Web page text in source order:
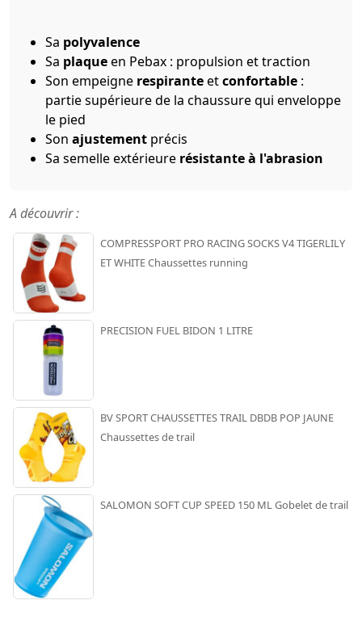
Sa polyvalence
Sa plaqueen Pebax : propulsion et traction
Son empeigne respiranteetconfortable :
partie supérieure de la chaussure qui enveloppe
le pied
Son ajustement précis
Sa semelle extérieure résistante à l'abrasion
A découvrir :
COMPRESSPORT PRO RACING SOCKS V4 TIGERLILY
ET WHITE Chaussettes running
PRECISION FUEL BIDON 1 LITRE
BV SPORT CHAUSSETTES TRAIL DBDB POP JAUNE
Chaussettes de trail
SALOMON SOFT CUP SPEED 150 ML Gobelet de trail